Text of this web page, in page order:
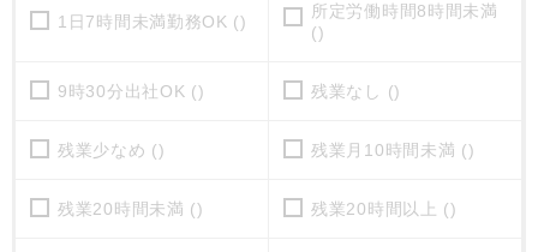
1日7時間未満勤務OK ()
所定労働時間8時間未満
()
9時30分出社OK () 残業なし ()
残業少なめ () 残業月10時間未満 ()
残業20時間未満 () 残業20時間以上 ()